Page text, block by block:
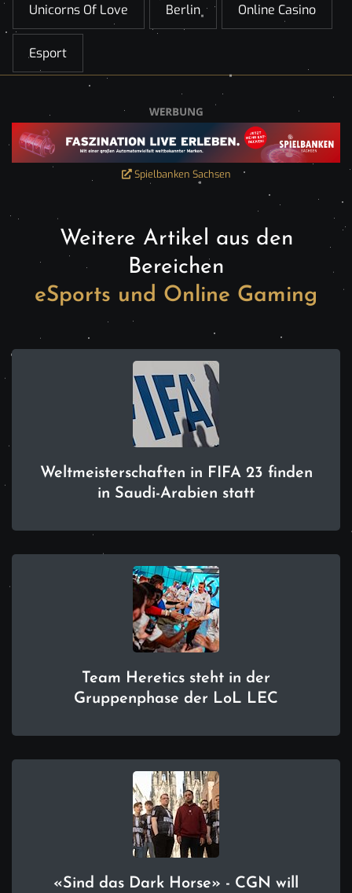
Unicorns Of Love Berlin Online Casino
Esport
Spielbanken Sachsen
Weitere Artikel aus den
Bereichen
eSports und Online Gaming
Weltmeisterschaften in FIFA 23 finden
in Saudi-Arabien statt
Team Heretics steht in der
Gruppenphase der LoL LEC
«Sind das Dark Horse» - CGN will